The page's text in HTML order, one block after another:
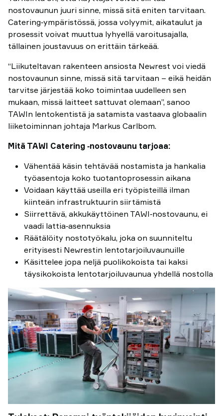
nostovaunun juuri sinne, missä sitä eniten tarvitaan.
Catering‑ympäristössä, jossa volyymit, aikataulut ja
prosessit voivat muuttua lyhyellä varoitusajalla,
tällainen joustavuus on erittäin tärkeää.
“Liikuteltavan rakenteen ansiosta Newrest voi viedä
nostovaunun sinne, missä sitä tarvitaan – eikä heidän
tarvitse järjestää koko toimintaa uudelleen sen
mukaan, missä laitteet sattuvat olemaan”, sanoo
TAWIn lentokentistä ja satamista vastaava globaalin
liiketoiminnan johtaja Markus Carlbom.
Mitä TAWI Catering ‑nostovaunu tarjoaa:
Vähentää käsin tehtävää nostamista ja hankalia
työasentoja koko tuotantoprosessin aikana
Voidaan käyttää useilla eri työpisteillä ilman
kiinteän infrastruktuurin siirtämistä
Siirrettävä, akkukäyttöinen TAWI‑nostovaunu, ei
vaadi lattia‑asennuksia
Räätälöity nostotyökalu, joka on suunniteltu
erityisesti Newrestin lentotarjoiluvaunuille
Käsittelee jopa neljä puolikokoista tai kaksi
täysikokoista lentotarjoiluvaunua yhdellä nostolla